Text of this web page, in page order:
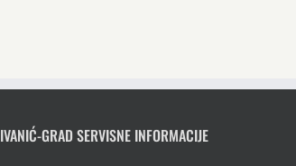
IVANIĆ-GRAD SERVISNE INFORMACIJE